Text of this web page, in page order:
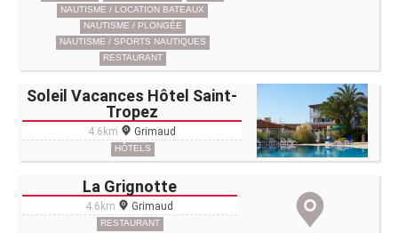
NAUTISME / LOCATION BATEAUX
NAUTISME / PLONGÉE
NAUTISME / SPORTS NAUTIQUES
RESTAURANT
Soleil Vacances Hôtel Saint-
Tropez
4.6km Grimaud
HÔTELS
La Grignotte
4.6km Grimaud
RESTAURANT